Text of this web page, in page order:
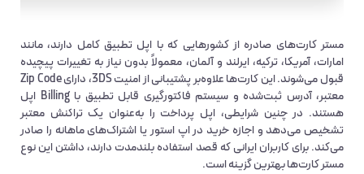
مستر کارت‌های صادره از کشورهایی که با اپل تطبیق کامل دارند، مانند
امارات، آمریکا، ترکیه، ایرلند و آلمان، معمولاً بدون نیاز به تغییرات پیچیده
قبول می‌شوند. این کارت‌ها علاوه‌بر پشتیبانی از امنیت 3DS، دارای Zip Code
معتبر، آدرس ثبت‌شده و سیستم فاکتورگیری قابل تطبیق با Billing اپل
هستند. در چنین شرایطی، اپل پرداخت را به‌عنوان یک تراکنش معتبر
تشخیص می‌دهد و اجازه خرید در اپ استور یا اشتراک‌های ماهانه را صادر
می‌کند. برای کاربران ایرانی که قصد استفاده بلندمدت دارند، داشتن این نوع
مستر کارت‌ها بهترین گزینه است.